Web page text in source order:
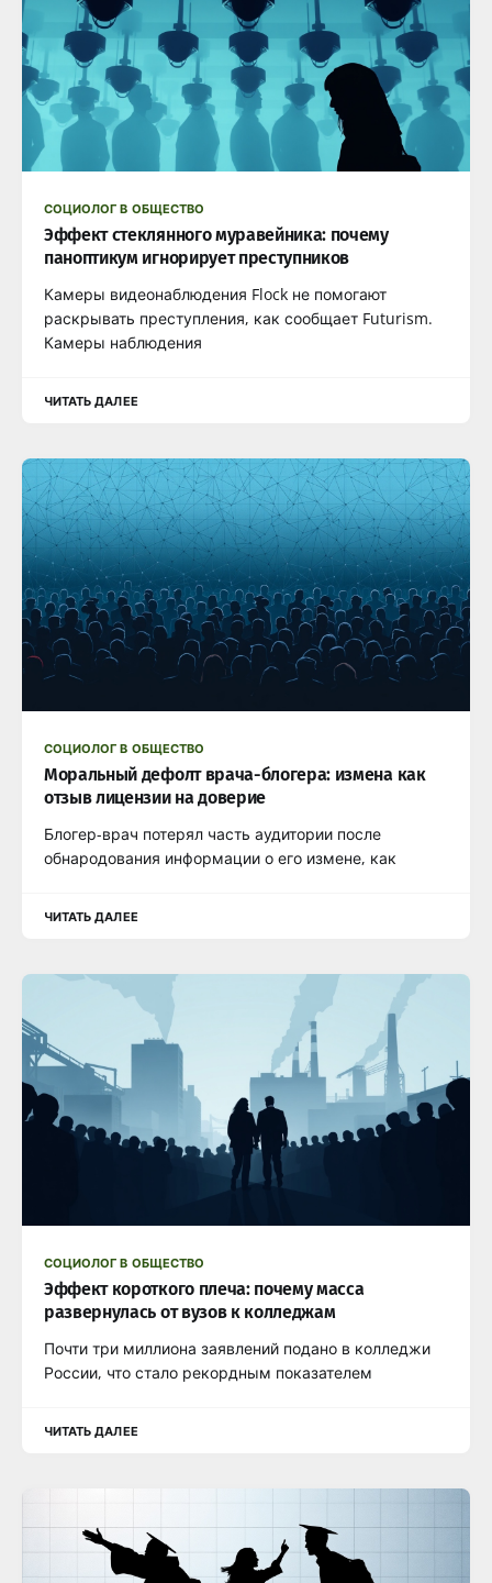
СОЦИОЛОГ В ОБЩЕСТВО
Эффект стеклянного муравейника: почему
паноптикум игнорирует преступников
Камеры видеонаблюдения Flock не помогают
раскрывать преступления, как сообщает Futurism.
Камеры наблюдения
ЧИТАТЬ ДАЛЕЕ
СОЦИОЛОГ В ОБЩЕСТВО
Моральный дефолт врача-блогера: измена как
отзыв лицензии на доверие
Блогер-врач потерял часть аудитории после
обнародования информации о его измене, как
ЧИТАТЬ ДАЛЕЕ
СОЦИОЛОГ В ОБЩЕСТВО
Эффект короткого плеча: почему масса
развернулась от вузов к колледжам
Почти три миллиона заявлений подано в колледжи
России, что стало рекордным показателем
ЧИТАТЬ ДАЛЕЕ